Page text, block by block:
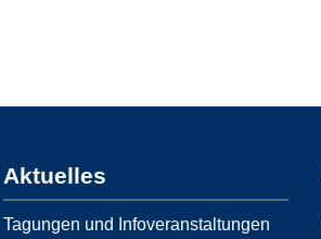
Aktuelles
Tagungen und Infoveranstaltungen